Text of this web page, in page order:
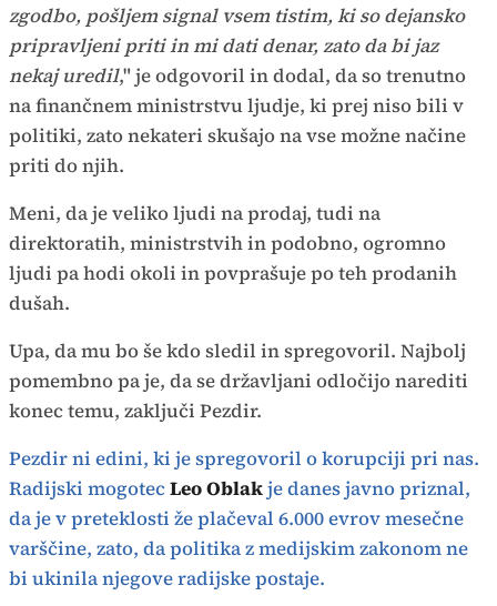
zgodbo, pošljem signal vsem tistim, ki so dejansko
pripravljeni priti in mi dati denar, zato da bi jaz
nekaj uredil," je odgovoril in dodal, da so trenutno
na finančnem ministrstvu ljudje, ki prej niso bili v
politiki, zato nekateri skušajo na vse možne načine
priti do njih.
Meni, da je veliko ljudi na prodaj, tudi na
direktoratih, ministrstvih in podobno, ogromno
ljudi pa hodi okoli in povprašuje po teh prodanih
dušah.
Upa, da mu bo še kdo sledil in spregovoril. Najbolj
pomembno pa je, da se državljani odločijo narediti
konec temu, zaključi Pezdir.
Pezdir ni edini, ki je spregovoril o korupciji pri nas.
Radijski mogotecLeo Oblakje danes javno priznal,
da je v preteklosti že plačeval 6.000 evrov mesečne
varščine, zato, da politika z medijskim zakonom ne
bi ukinila njegove radijske postaje.